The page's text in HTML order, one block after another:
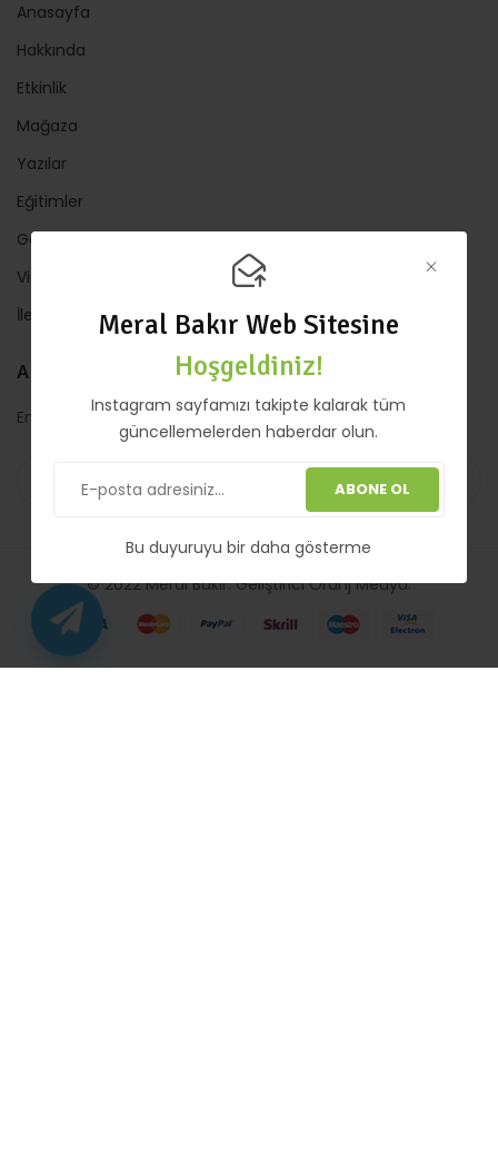
Meral Bakır Web Sitesine
Hoşgeldiniz!
Instagram sayfamızı takipte kalarak tüm
güncellemelerden haberdar olun.
ABONE OL
Bu duyuruyu bir daha gösterme
Anasayfa
Hakkında
Etkinlik
Mağaza
Yazılar
Eğitimler
Galeri
Video
İletişim
ABONE OL
En son güncellemeler için haftalık bültene abone olun
ABONE OL
© 2022 Meral Bakır. GeliştiriciOranj Medya.